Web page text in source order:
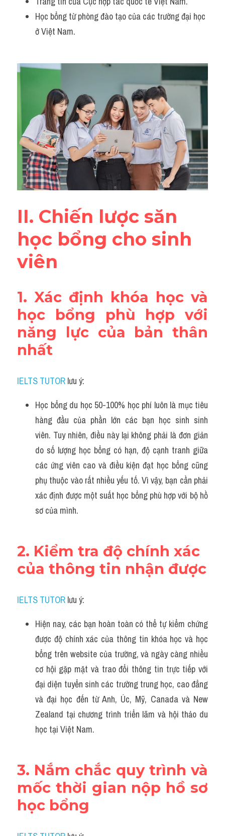
Học bổng từ phòng đào tạo của các trường đại học
ở Việt Nam.
II. Chiến lược săn
học bổng cho sinh
viên
1. Xác định khóa học và
học bổng phù hợp với
năng lực của bản thân
nhất
IELTS TUTOR lưu ý:
Học bổng du học 50-100% học phí luôn là mục tiêu
hàng đầu của phần lớn các bạn học sinh sinh
viên. Tuy nhiên, điều này lại không phải là đơn giản
do số lượng học bổng có hạn, độ cạnh tranh giữa
các ứng viên cao và điều kiện đạt học bổng cũng
phụ thuộc vào rất nhiều yếu tố. Vì vậy, bạn cần phải
xác định được một suất học bổng phù hợp với bộ hồ
sơ của mình.
2. Kiểm tra độ chính xác
của thông tin nhận được
IELTS TUTOR lưu ý:
Hiện nay, các bạn hoàn toàn có thể tự kiểm chứng
được độ chính xác của thông tin khóa học và học
bổng trên website của trường, và ngày càng nhiều
cơ hội gặp mặt và trao đổi thông tin trực tiếp với
đại diện tuyển sinh các trường trung học, cao đẳng
và đại học đến từ Anh, Úc, Mỹ, Canada và New
Zealand tại chương trình triển lãm và hội thảo du
học tại Việt Nam.
3. Nắm chắc quy trình và
mốc thời gian nộp hồ sơ
học bổng